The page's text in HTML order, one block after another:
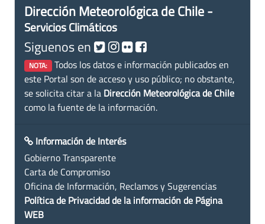
Dirección Meteorológica de Chile -
Servicios Climáticos
Siguenos en
NOTA: Todos los datos e información publicados en
este Portal son de acceso y uso público; no obstante,
se solicita citar a la Dirección Meteorológica de Chile
como la fuente de la información.
Información de Interés
Gobierno Transparente
Carta de Compromiso
Oficina de Información, Reclamos y Sugerencias
Política de Privacidad de la información de Página
WEB